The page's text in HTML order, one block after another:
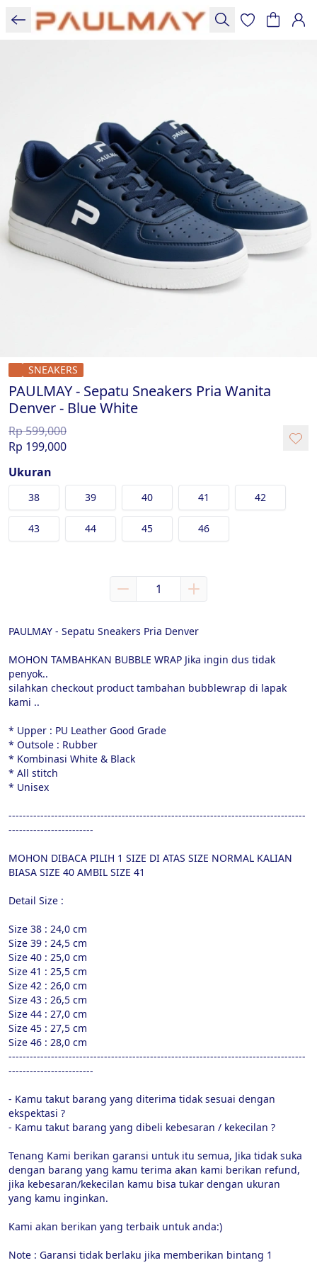
SNEAKERS
PAULMAY - Sepatu Sneakers Pria Wanita
Denver - Blue White
Rp 599,000
Rp 199,000
Ukuran
38 39 40 41 42
43 44 45 46
PAULMAY - Sepatu Sneakers Pria Denver
MOHON TAMBAHKAN BUBBLE WRAP Jika ingin dus tidak
penyok..
silahkan checkout product tambahan bubblewrap di lapak
kami ..
* Upper : PU Leather Good Grade
* Outsole : Rubber
* Kombinasi White & Black
* All stitch
* Unisex
------------------------------------------------------------------------------------
------------------------
MOHON DIBACA PILIH 1 SIZE DI ATAS SIZE NORMAL KALIAN
BIASA SIZE 40 AMBIL SIZE 41
Detail Size :
Size 38 : 24,0 cm
Size 39 : 24,5 cm
Size 40 : 25,0 cm
Size 41 : 25,5 cm
Size 42 : 26,0 cm
Size 43 : 26,5 cm
Size 44 : 27,0 cm
Size 45 : 27,5 cm
Size 46 : 28,0 cm
------------------------------------------------------------------------------------
------------------------
- Kamu takut barang yang diterima tidak sesuai dengan
ekspektasi ?
- Kamu takut barang yang dibeli kebesaran / kekecilan ?
Tenang Kami berikan garansi untuk itu semua, Jika tidak suka
dengan barang yang kamu terima akan kami berikan refund,
jika kebesaran/kekecilan kamu bisa tukar dengan ukuran
yang kamu inginkan.
Kami akan berikan yang terbaik untuk anda:)
Note : Garansi tidak berlaku jika memberikan bintang 1